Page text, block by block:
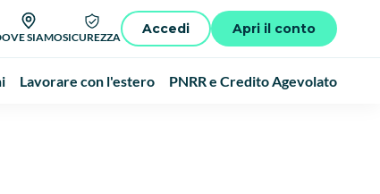
SIAMOSICUREZZA
Accedi Apri il conto
Lavorare con l'estero PNRR e Credito Agevolato